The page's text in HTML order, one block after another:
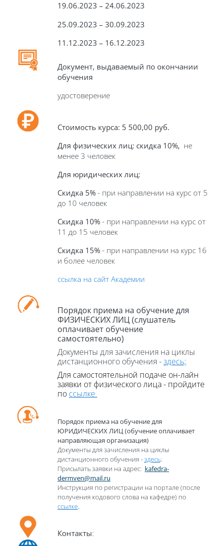
19.06.2023 – 24.06.2023
25.09.2023 – 30.09.2023
11.12.2023 – 16.12.2023
Документ, выдаваемый по окончании
обучения
удостоверение
Стоимость курса: 5 500,00 руб.
Для физических лиц: скидка 10%, не
менее 3 человек
Для юридических лиц:
Скидка 5% - при направлении на курс от 5
до 10 человек
Скидка 10% - при направлении на курс от
11 до 15 человек
Скидка 15% - при направлении на курс 16
и более человек
ссылка на сайт Академии
Порядок приема на обучение для
ФИЗИЧЕСКИХ ЛИЦ (слушатель
оплачивает обучение
самостоятельно)
Документы для зачисления на циклы
дистанционного обучения -здесь;
Для самостоятельной подаче он-лайн
заявки от физического лица - пройдите
по ссылке.
Порядок приема на обучение для
ЮРИДИЧЕСКИХ ЛИЦ (обучение оплачивает
направляющая организация)
Документы для зачисления на циклы
дистанционного обучения -здесь;
Присылать заявки на адрес: kafedra-
dermven@mail.ru
Инструкция по регистрации на портале (после
получения кодового слова на кафедре) по
ссылке.
Контакты: